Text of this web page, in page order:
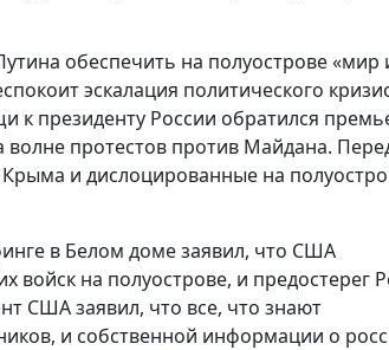
обеспечить на полуострове «мир
эскалация политического
к президенту России обратился
протестов против Майдана.
Крыма и дислоцированные на
в Белом доме заявил, что США
на полуострове, и предостерег
США заявил, что все, что знают
и собственной информации о